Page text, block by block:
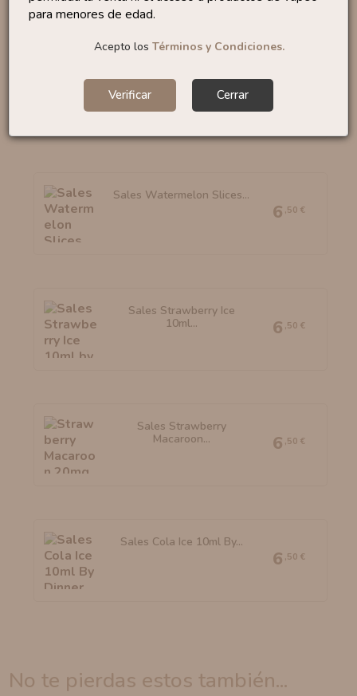
para menores de edad.
Acepto los Términos y Condiciones.
Verificar Cerrar
Sales Bubble Gum 10ml
Sales Watermelon Slices...
6 ,50 €
Sales Strawberry Ice
10ml...
6 ,50 €
Sales Strawberry
Macaroon...
6 ,50 €
Sales Cola Ice 10ml By...
6 ,50 €
no te pierdas estos también...